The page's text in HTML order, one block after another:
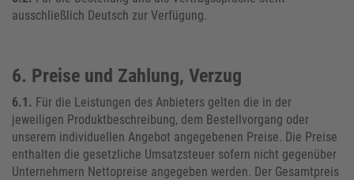
ausschließlich Deutsch zur Verfügung.
6. Preise und Zahlung, Verzug
6.1. Für die Leistungen des Anbieters gelten die in der
jeweiligen Produktbeschreibung, dem Bestellvorgang oder
unserem individuellen Angebot angegebenen Preise. Die Preise
enthalten die gesetzliche Umsatzsteuer sofern nicht gegenüber
Unternehmern Nettopreise angegeben werden. Der Gesamtpreis